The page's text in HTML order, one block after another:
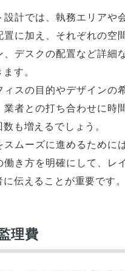
設計では、執務エリアや
置に加え、それぞれの空
、デスクの配置など詳細
す。
ィスの目的やデザインの
業者との打ち合わせに時
も増えるでしょう。
スムーズに進めるために
働き方を明確にして、レ
伝えることが重要です。
理費